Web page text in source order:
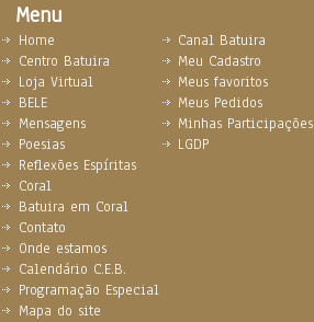
Menu
Home
Centro Batuira
Loja Virtual
BELE
Mensagens
Poesias
Reflexões Espíritas
Coral
Batuira em Coral
Contato
Onde estamos
Calendário C.E.B.
Programação Especial
Mapa do site
Canal Batuira
Meu Cadastro
Meus favoritos
Meus Pedidos
Minhas Participações
LGDP